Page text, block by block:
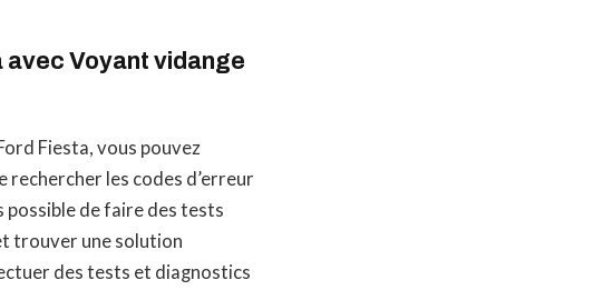
avec Voyant vidange
Fiesta, vous pouvez
rechercher les codes d’erreur
possible de faire des tests
trouver une solution
des tests et diagnostics